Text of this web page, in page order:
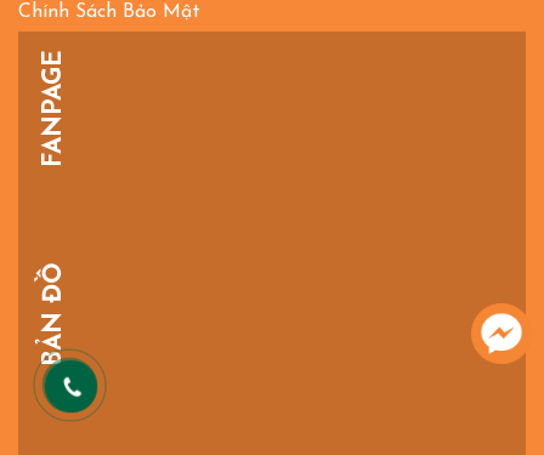
Chính Sách Bảo Mật
FANPAGE
BẢN ĐỒ